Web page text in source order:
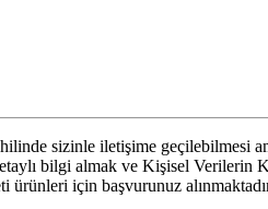
sizinle iletişime geçilebilmesi
bilgi almak ve Kişisel Verilerin
için başvurunuz